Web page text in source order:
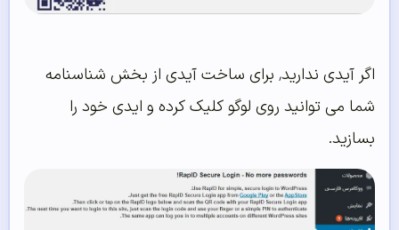
اگر آيدی ندارید٬ برای ساخت آیدی از بخش شناسنامه
شما می توانید روی لوگو کلیک کرده و ایدی خود را
بسازید.